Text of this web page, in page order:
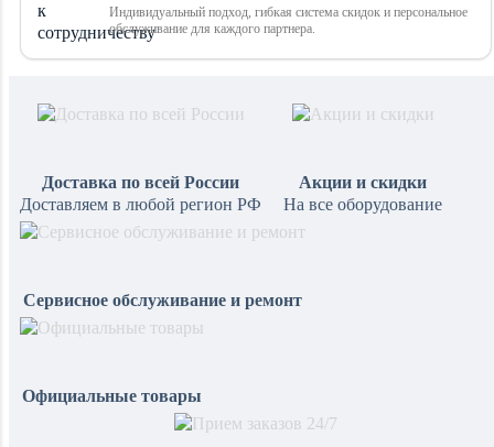
Индивидуальный подход, гибкая система скидок и персональное
обслуживание для каждого партнера.
Доставка по всей России
Доставляем в любой регион РФ
Акции и скидки
На все оборудование
Сервисное обслуживание и ремонт
Официальные товары